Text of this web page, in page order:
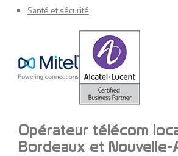
Santé et sécurité
Opérateur télécom
Bordeaux et Nouvelle-